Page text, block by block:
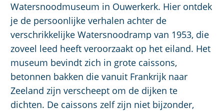
Watersnoodmuseum in Ouwerkerk. Hier ontdek
je de persoonlijke verhalen achter de
verschrikkelijke Watersnoodramp van 1953, die
zoveel leed heeft veroorzaakt op het eiland. Het
museum bevindt zich in grote caissons,
betonnen bakken die vanuit Frankrijk naar
Zeeland zijn verscheept om de dijken te
dichten. De caissons zelf zijn niet bijzonder,